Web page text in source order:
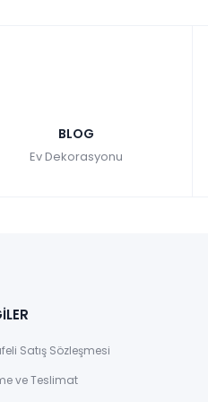
BLOG
Ev Dekorasyonu
Satış Sözleşmesi
ve Teslimat